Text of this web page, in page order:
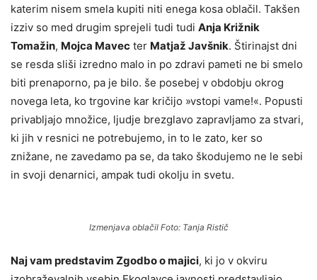
katerim nisem smela kupiti niti enega kosa oblačil. Takšen
izziv so med drugim sprejeli tudi tudi Anja Križnik
Tomažin, Mojca Mavec ter Matjaž Javšnik. Štirinajst dni
se resda sliši izredno malo in po zdravi pameti ne bi smelo
biti prenaporno, pa je bilo. še posebej v obdobju okrog
novega leta, ko trgovine kar kričijo »vstopi vame!«. Popusti
privabljajo množice, ljudje brezglavo zapravljamo za stvari,
ki jih v resnici ne potrebujemo, in to le zato, ker so
znižane, ne zavedamo pa se, da tako škodujemo ne le sebi
in svoji denarnici, ampak tudi okolju in svetu.
Izmenjava oblačil Foto: Tanja Ristič
Naj vam predstavim Zgodbo o majici, ki jo v okviru